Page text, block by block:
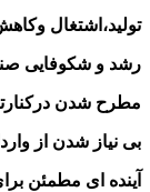
تولید،اشتغال
رشد و شکوفایی
مطرح شدن
بی نیاز شدن از
آینده ای مطمئن